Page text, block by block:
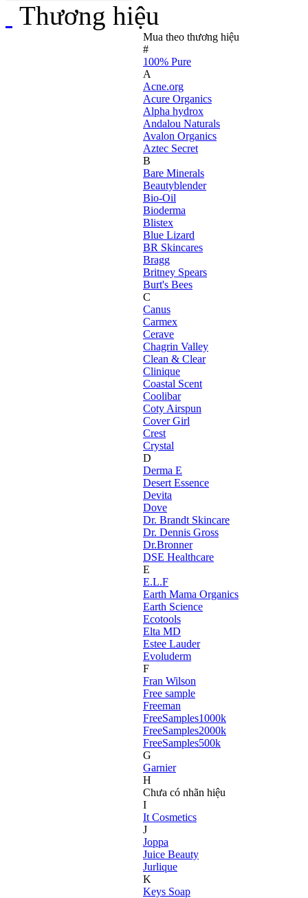
Thương hiệu
Mua theo thương hiệu
#
100% Pure
A
Acne.org
Acure Organics
Alpha hydrox
Andalou Naturals
Avalon Organics
Aztec Secret
B
Bare Minerals
Beautyblender
Bio-Oil
Bioderma
Blistex
Blue Lizard
BR Skincares
Bragg
Britney Spears
Burt's Bees
C
Canus
Carmex
Cerave
Chagrin Valley
Clean & Clear
Clinique
Coastal Scent
Coolibar
Coty Airspun
Cover Girl
Crest
Crystal
D
Derma E
Desert Essence
Devita
Dove
Dr. Brandt Skincare
Dr. Dennis Gross
Dr.Bronner
DSE Healthcare
E
E.L.F
Earth Mama Organics
Earth Science
Ecotools
Elta MD
Estee Lauder
Evoluderm
F
Fran Wilson
Free sample
Freeman
FreeSamples1000k
FreeSamples2000k
FreeSamples500k
G
Garnier
H
Chưa có nhãn hiệu
I
It Cosmetics
J
Joppa
Juice Beauty
Jurlique
K
Keys Soap